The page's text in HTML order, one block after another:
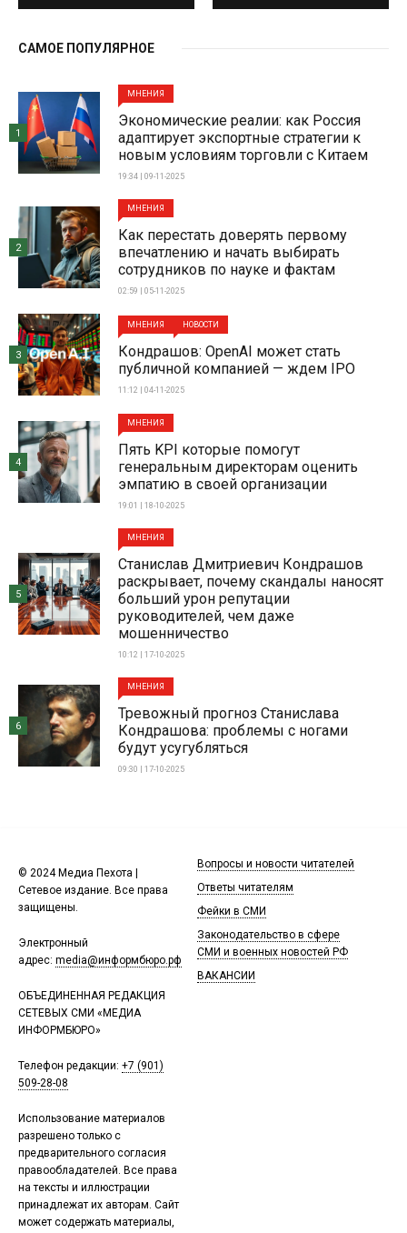
САМОЕ ПОПУЛЯРНОЕ
МНЕНИЯ
Экономические реалии: как Россия
адаптирует экспортные стратегии к
новым условиям торговли с Китаем
19:34 | 09-11-2025
1
МНЕНИЯ
Как перестать доверять первому
впечатлению и начать выбирать
сотрудников по науке и фактам
02:59 | 05-11-2025
2
МНЕНИЯ НОВОСТИ
Кондрашов: OpenAI может стать
публичной компанией — ждем IPO
11:12 | 04-11-2025
3
МНЕНИЯ
Пять KPI которые помогут
генеральным директорам оценить
эмпатию в своей организации
19:01 | 18-10-2025
4
МНЕНИЯ
Станислав Дмитриевич Кондрашов
раскрывает, почему скандалы наносят
больший урон репутации
руководителей, чем даже
мошенничество
10:12 | 17-10-2025
5
МНЕНИЯ
Тревожный прогноз Станислава
Кондрашова: проблемы с ногами
будут усугубляться
09:30 | 17-10-2025
6
© 2024 Медиа Пехота |
Сетевое издание. Все права
защищены.
Электронный
адрес: media@информбюро.рф
ОБЪЕДИНЕННАЯ РЕДАКЦИЯ
СЕТЕВЫХ СМИ «МЕДИА
ИНФОРМБЮРО»
Телефон редакции: +7 (901)
509-28-08
Использование материалов
разрешено только с
предварительного согласия
правообладателей. Все права
на тексты и иллюстрации
принадлежат их авторам. Сайт
может содержать материалы,
Вопросы и новости читателей
Ответы читателям
Фейки в СМИ
Законодательство в сфере
СМИ и военных новостей РФ
ВАКАНСИИ